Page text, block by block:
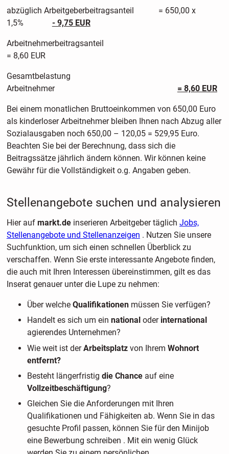
abzüglich Arbeitgeberbeitragsanteil = 650,00 x
1,5% - 9,75 EUR
= 8,60 EUR
Gesamtbelastung
Arbeitnehmer = 8,60 EUR
Bei einem monatlichen Bruttoeinkommen von 650,00 Euro
als kinderloser Arbeitnehmer bleiben Ihnen nach Abzug aller
Sozialausgaben noch 650,00 – 120,05 = 529,95 Euro.
Beachten Sie bei der Berechnung, dass sich die
Beitragssätze jährlich ändern können. Wir können keine
Gewähr für die Vollständigkeit o.g. Angaben geben.
Stellenangebote suchen und analysieren
Hier aufmarkt.de inserieren Arbeitgeber täglich Jobs,
Stellenangebote und Stellenanzeigen . Nutzen Sie unsere
Suchfunktion, um sich einen schnellen Überblick zu
verschaffen. Wenn Sie erste interessante Angebote finden,
die auch mit Ihren Interessen übereinstimmen, gilt es das
Inserat genauer unter die Lupe zu nehmen:
Über welche Qualifikationen müssen Sie verfügen?
Handelt es sich um ein national oder international
agierendes Unternehmen?
Wie weit ist derArbeitsplatz von Ihrem Wohnort
entfernt?
Besteht längerfristig die Chanceauf eine
Vollzeitbeschäftigung?
Gleichen Sie die Anforderungen mit Ihren
Qualifikationen und Fähigkeiten ab. Wenn Sie in das
gesuchte Profil passen, können Sie für den Minijob
eine Bewerbung schreiben . Mit ein wenig Glück